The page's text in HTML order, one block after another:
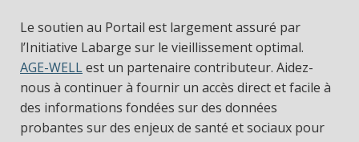
Le soutien au Portail est largement assuré par
l’Initiative Labarge sur le vieillissement optimal.
AGE-WELLest un partenaire contributeur. Aidez-
nous à continuer à fournir un accès direct et facile à
des informations fondées sur des données
probantes sur des enjeux de santé et sociaux pour